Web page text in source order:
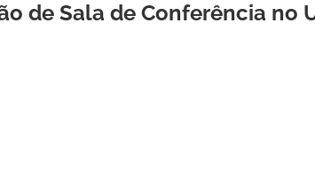
de Sala de Conferência no